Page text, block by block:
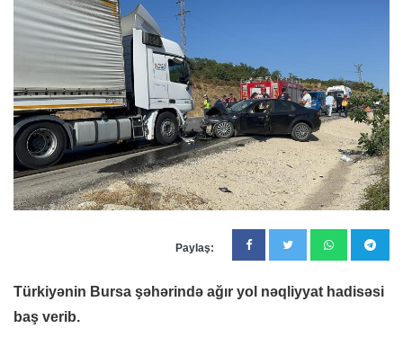
Paylaş:
Türkiyənin Bursa şəhərində ağır yol nəqliyyat hadisəsi
baş verib.